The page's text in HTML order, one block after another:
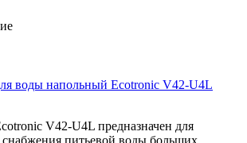
воды напольный Ecotronic V42-U4L
V42-U4L предназначен для